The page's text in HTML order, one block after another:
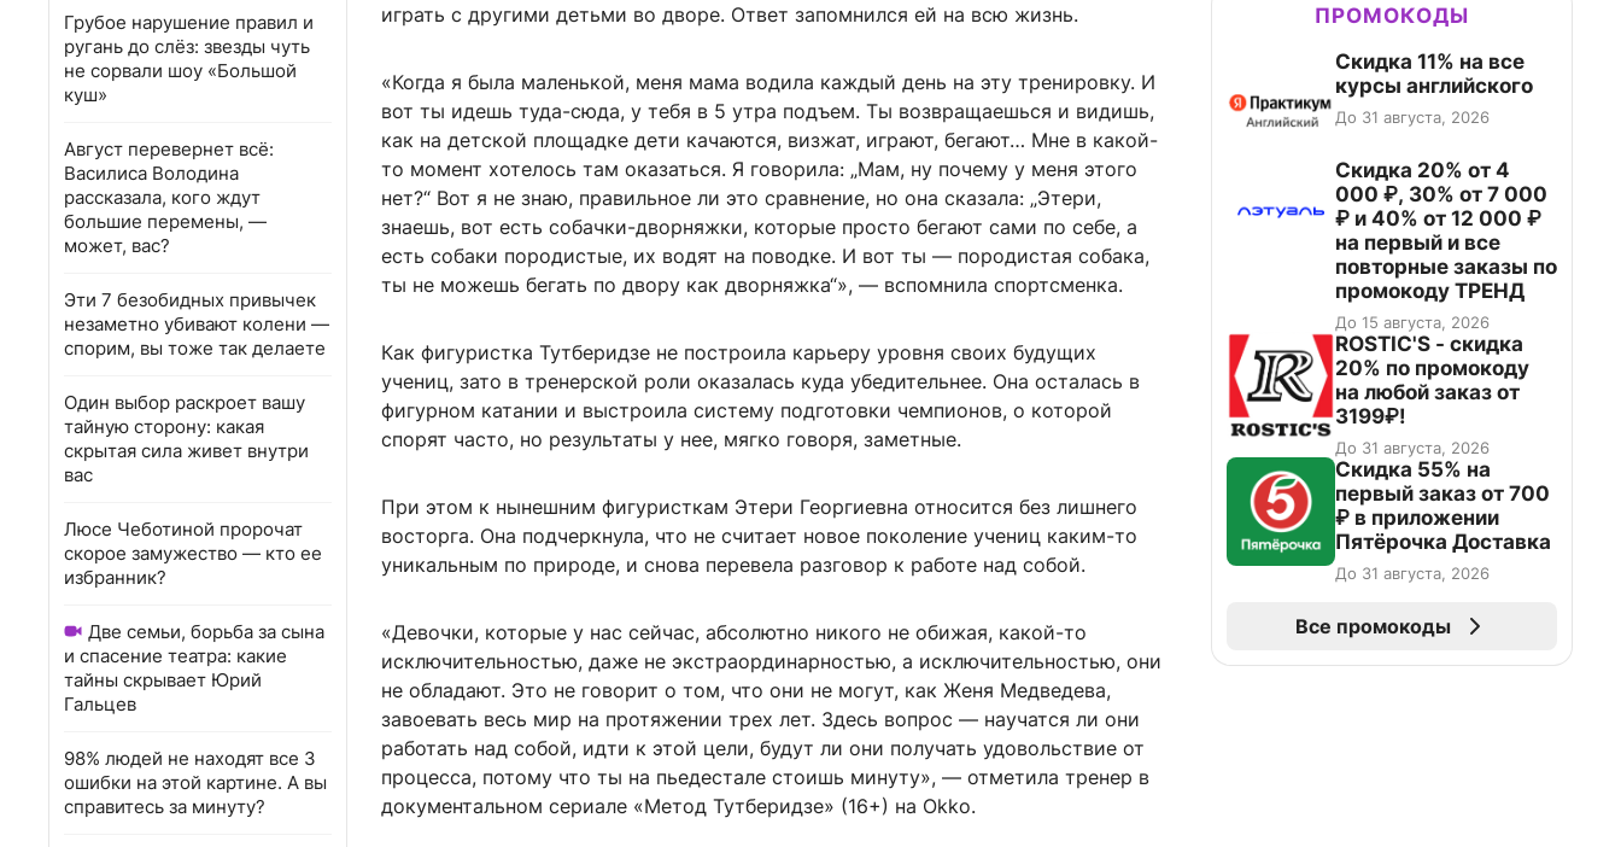
Грубое нарушение правил и
ругань до слёз: звезды чуть
не сорвали шоу «Большой
куш»
Август перевернет всё:
Василиса Володина
рассказала, кого ждут
большие перемены, —
может, вас?
Эти 7 безобидных привычек
незаметно убивают колени —
спорим, вы тоже так делаете
Один выбор раскроет вашу
тайную сторону: какая
скрытая сила живет внутри
вас
Люсе Чеботиной пророчат
скорое замужество — кто ее
избранник?
Две семьи, борьба за сына
и спасение театра: какие
тайны скрывает Юрий
Гальцев
98% людей не находят все 3
ошибки на этой картине. А вы
справитесь за минуту?
играть с другими детьми во дворе. Ответ запомнился ей на всю жизнь.
«Когда я была маленькой, меня мама водила каждый день на эту тренировку. И
вот ты идешь туда-сюда, у тебя в 5 утра подъем. Ты возвращаешься и видишь,
как на детской площадке дети качаются, визжат, играют, бегают… Мне в какой-
то момент хотелось там оказаться. Я говорила: „Мам, ну почему у меня этого
нет?“ Вот я не знаю, правильное ли это сравнение, но она сказала: „Этери,
знаешь, вот есть собачки-дворняжки, которые просто бегают сами по себе, а
есть собаки породистые, их водят на поводке. И вот ты — породистая собака,
ты не можешь бегать по двору как дворняжка“», — вспомнила спортсменка.
Как фигуристка Тутберидзе не построила карьеру уровня своих будущих
учениц, зато в тренерской роли оказалась куда убедительнее. Она осталась в
фигурном катании и выстроила систему подготовки чемпионов, о которой
спорят часто, но результаты у нее, мягко говоря, заметные.
При этом к нынешним фигуристкам Этери Георгиевна относится без лишнего
восторга. Она подчеркнула, что не считает новое поколение учениц каким-то
уникальным по природе, и снова перевела разговор к работе над собой.
«Девочки, которые у нас сейчас, абсолютно никого не обижая, какой-то
исключительностью, даже не экстраординарностью, а исключительностью, они
не обладают. Это не говорит о том, что они не могут, как Женя Медведева,
завоевать весь мир на протяжении трех лет. Здесь вопрос — научатся ли они
работать над собой, идти к этой цели, будут ли они получать удовольствие от
процесса, потому что ты на пьедестале стоишь минуту», — отметила тренер в
документальном сериале «Метод Тутберидзе» (16+) на Okko.
ПРОМОКОДЫ
Скидка 11% на все
курсы английского
До 31 августа, 2026
Скидка 20% от 4
000 ₽, 30% от 7 000
₽ и 40% от 12 000 ₽
на первый и все
повторные заказы по
промокоду ТРЕНД
До 15 августа, 2026
ROSTIC'S - скидка
20% по промокоду
на любой заказ от
3199₽!
До 31 августа, 2026
Скидка 55% на
первый заказ от 700
₽ в приложении
Пятёрочка Доставка
До 31 августа, 2026
Все промокоды